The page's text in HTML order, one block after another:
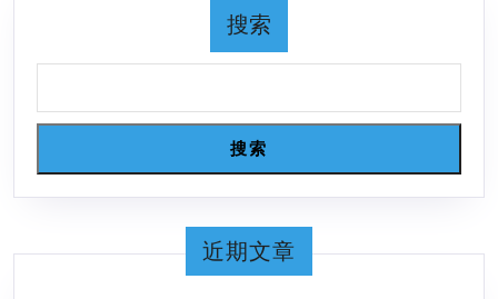
标
赛
赛
规
程
搜索
搜索
近期文章